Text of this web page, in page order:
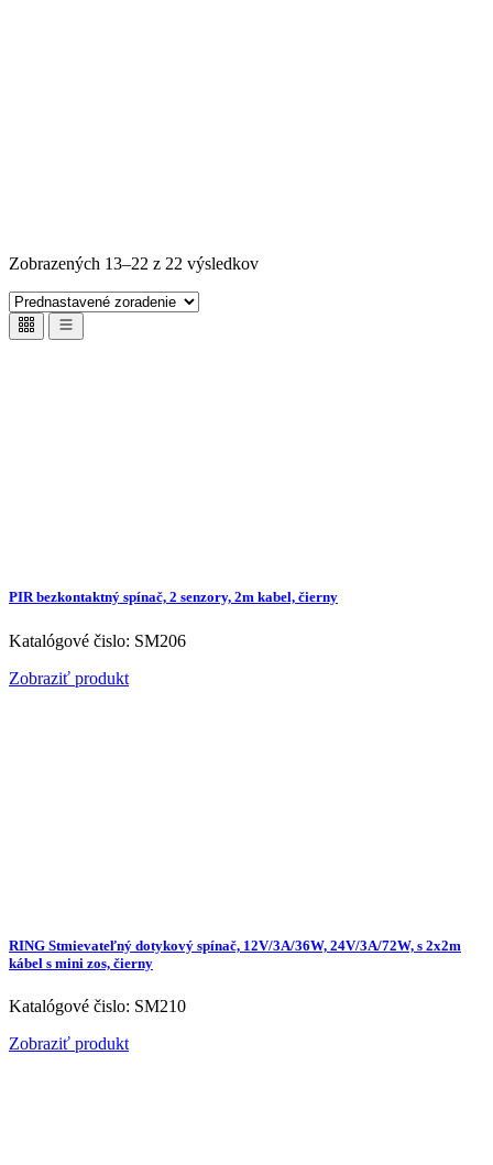
Zobrazených 13–22 z 22 výsledkov
PIR bezkontaktný spínač, 2 senzory, 2m kabel, čierny
Katalógové čislo: SM206
Zobraziť produkt
RING Stmievateľný dotykový spínač, 12V/3A/36W, 24V/3A/72W, s 2x2m
kábel s mini zos, čierny
Katalógové čislo: SM210
Zobraziť produkt